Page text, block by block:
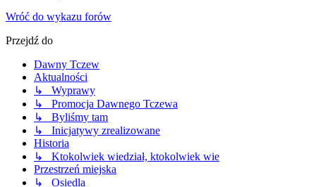
Wróć do wykazu forów
Przejdź do
Dawny Tczew
Aktualności
↳ Wyprawy
↳ Promocja Dawnego Tczewa
↳ Byliśmy tam
↳ Inicjatywy zrealizowane
Historia
↳ Ktokolwiek wiedział, ktokolwiek wie
Przestrzeń miejska
↳ Osiedla